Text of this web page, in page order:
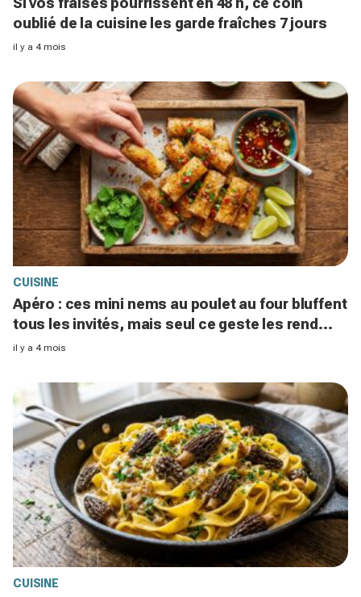
oublié de la cuisine les garde fraîches 7 jours
il y a 4 mois
CUISINE
Apéro : ces mini nems au poulet au four bluffent
tous les invités, mais seul ce geste les rend
vraiment croustillants
il y a 4 mois
CUISINE